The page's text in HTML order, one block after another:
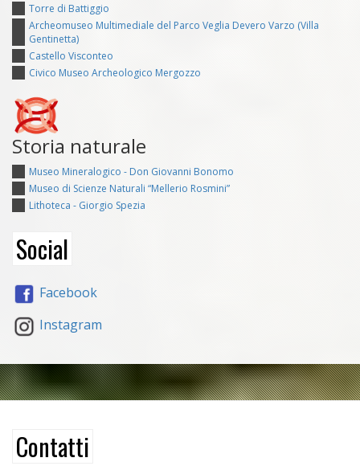
Torre di Battiggio
Archeomuseo Multimediale del Parco Veglia Devero Varzo (Villa
Gentinetta)
Castello Visconteo
Civico Museo Archeologico Mergozzo
Storia naturale
Museo Mineralogico - Don Giovanni Bonomo
Museo di Scienze Naturali “Mellerio Rosmini”
Lithoteca - Giorgio Spezia
Social
Facebook
Instagram
Contatti